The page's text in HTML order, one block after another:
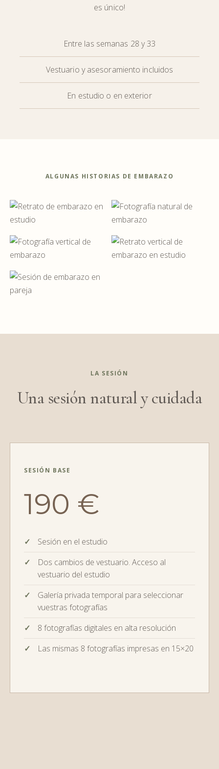
es único!
Entre las semanas 28 y 33
Vestuario y asesoramiento incluidos
En estudio o en exterior
ALGUNAS HISTORIAS DE EMBARAZO
LA SESIÓN
Una sesión natural y cuidada
SESIÓN BASE
190 €
Sesión en el estudio
Dos cambios de vestuario. Acceso al
vestuario del estudio
Galería privada temporal para seleccionar
vuestras fotografías
8 fotografías digitales en alta resolución
Las mismas 8 fotografías impresas en 15×20